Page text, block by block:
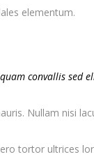
elementum.
convallis sed
Nullam nisi
tortor ultrices